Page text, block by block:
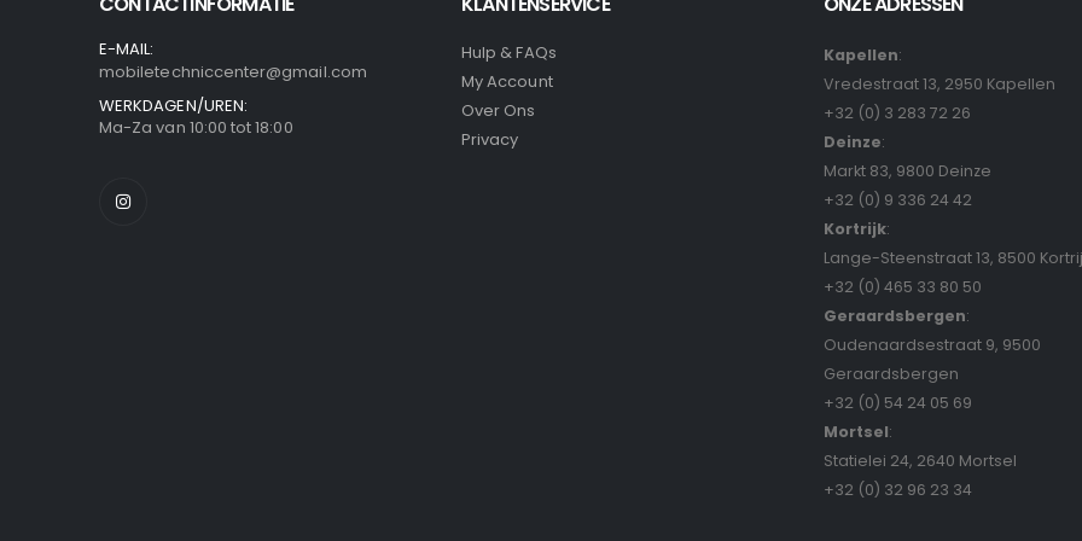
E-MAIL:
mobiletechniccenter@gmail.com
WERKDAGEN/UREN:
Ma-Za van 10:00 tot 18:00
Hulp & FAQs
My Account
Over Ons
Privacy
Kapellen:
Vredestraat 13, 2950 Kapellen
+32 (0) 3 283 72 26
Deinze:
Markt 83, 9800 Deinze
+32 (0) 9 336 24 42
Kortrijk:
Lange-Steenstraat 13, 8500
+32 (0) 465 33 80 50
Geraardsbergen:
Oudenaardsestraat 9, 9500
Geraardsbergen
+32 (0) 54 24 05 69
Mortsel:
Statielei 24, 2640 Mortsel
+32 (0) 32 96 23 34